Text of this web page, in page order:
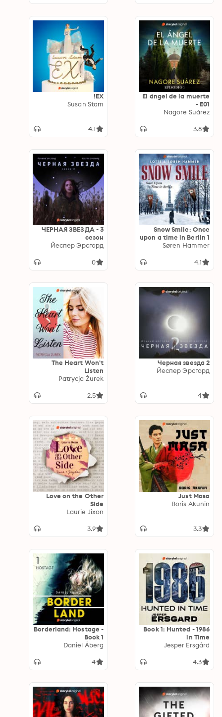
El ángel de la muerte
- E01
Nagore Suárez
3.8
EX!
Susan Stam
4.1
Snow Smile: Once
upon a time in Berlin 1
Søren Hammer
4.1
ЧЕРНАЯ ЗВЕЗДА - 3
сезон
Йеспер Эрсгорд
0
Черная звезда 2
Йеспер Эрсгорд
4
The Heart Won't
Listen
Patrycja Żurek
2.5
Just Masa
Boris Akunin
3.3
Love on the Other
Side
Laurie Jixon
3.9
1986 - Book 1: Hunted
in Time
Jesper Ersgård
4.3
Borderland: Hostage -
Book 1
Daniel Åberg
4